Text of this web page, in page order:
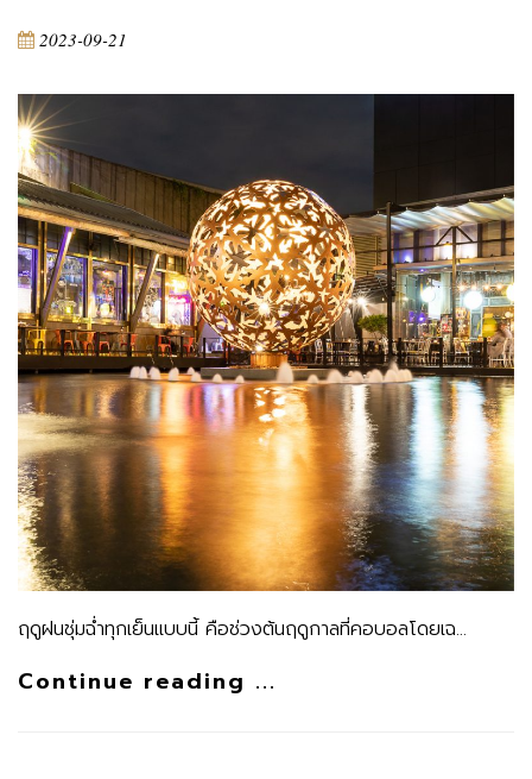
2023-09-21
ฤดูฝนชุ่มฉ่ำทุกเย็นแบบนี้ คือช่วงต้นฤดูกาลที่คอบอลโดยเฉ…
Continue reading ...